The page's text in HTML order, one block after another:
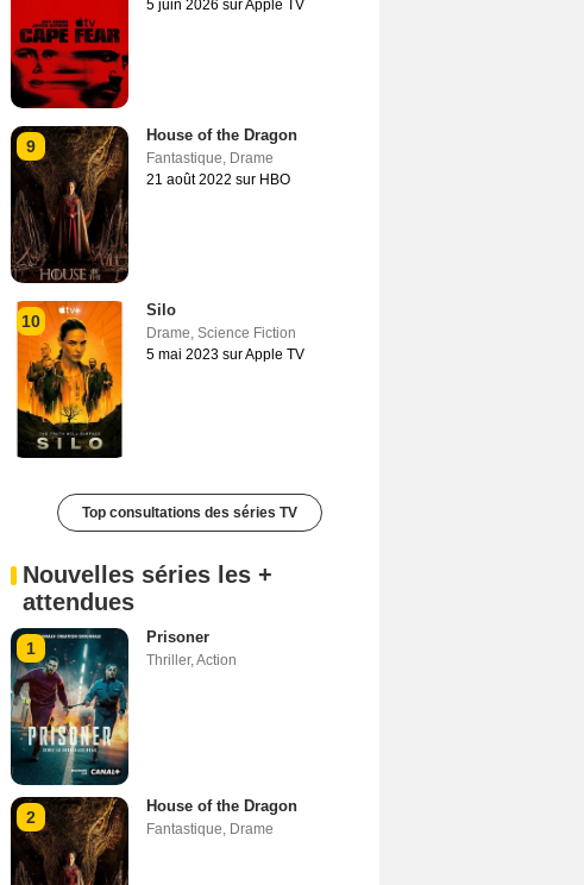
5 juin 2026 sur Apple TV
9
House of the Dragon
Fantastique, Drame
21 août 2022 sur HBO
10
Silo
Drame, Science Fiction
5 mai 2023 sur Apple TV
Top consultations des séries TV
Nouvelles séries les +
attendues
1
Prisoner
Thriller,Action
2
House of the Dragon
Fantastique, Drame